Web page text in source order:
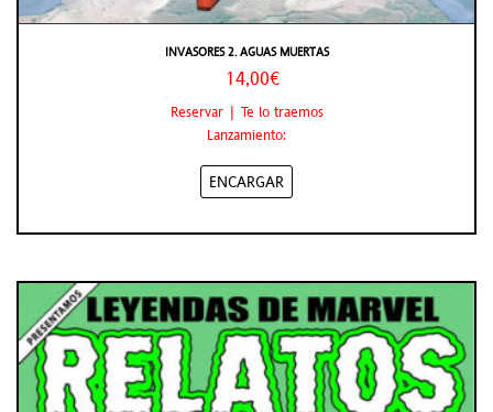
INVASORES 2. AGUAS MUERTAS
14,00€
Reservar | Te lo traemos
Lanzamiento:
ENCARGAR